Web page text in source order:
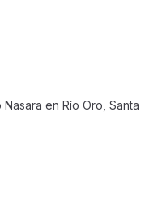
Nasara en Río Oro, Santa